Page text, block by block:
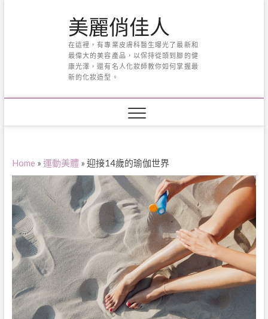
美麗俏佳人
在這裡，有專業皮膚科醫生曝光了最新和
最偉大的美容產品，以保持從頭到腳的健
康光澤，還有名人化妝師教你如何掌握最
新的化妝造型。
Home » 運動美體 » 迎接14歲的瑜伽世界